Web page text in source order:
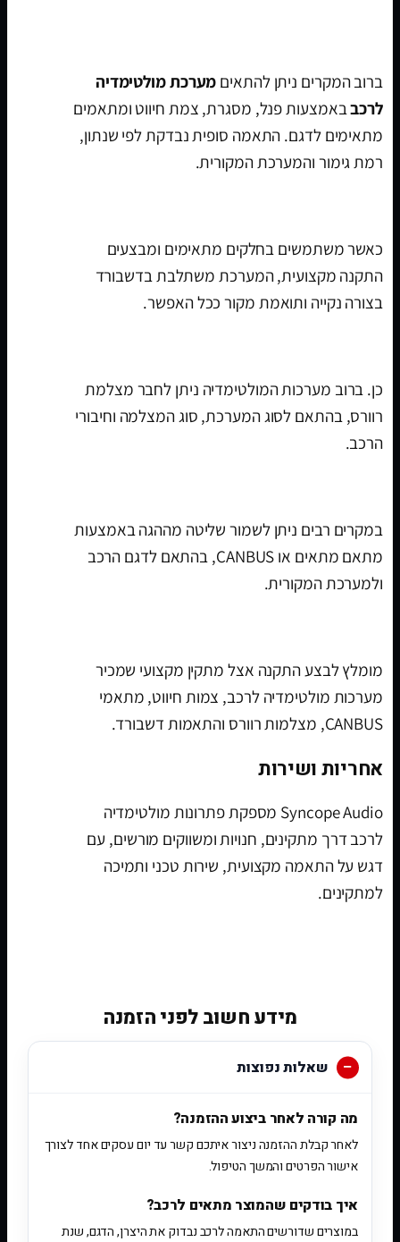
ברוב המקרים ניתן להתאים מערכת מולטימדיה
לרכבבאמצעות פנל, מסגרת, צמת חיווט ומתאמים
מתאימים לדגם. התאמה סופית נבדקת לפי שנתון,
רמת גימור והמערכת המקורית.
כאשר משתמשים בחלקים מתאימים ומבצעים
התקנה מקצועית, המערכת משתלבת בדשבורד
בצורה נקייה ותואמת מקור ככל האפשר.
כן. ברוב מערכות המולטימדיה ניתן לחבר מצלמת
רוורס, בהתאם לסוג המערכת, סוג המצלמה וחיבורי
הרכב.
במקרים רבים ניתן לשמור שליטה מההגה באמצעות
מתאם מתאים או CANBUS, בהתאם לדגם הרכב
ולמערכת המקורית.
מומלץ לבצע התקנה אצל מתקין מקצועי שמכיר
מערכות מולטימדיה לרכב, צמות חיווט, מתאמי
CANBUS, מצלמות רוורס והתאמות דשבורד.
אחריות ושירות
Syncope Audio מספקת פתרונות מולטימדיה
לרכב דרך מתקינים, חנויות ומשווקים מורשים, עם
דגש על התאמה מקצועית, שירות טכני ותמיכה
למתקינים.
מידע חשוב לפני הזמנה
שאלות נפוצות
מה קורה לאחר ביצוע ההזמנה?
לאחר קבלת ההזמנה ניצור איתכם קשר עד יום עסקים אחד לצורך
אישור הפרטים והמשך הטיפול.
איך בודקים שהמוצר מתאים לרכב?
במוצרים שדורשים התאמה לרכב נבדוק את היצרן, הדגם, שנת